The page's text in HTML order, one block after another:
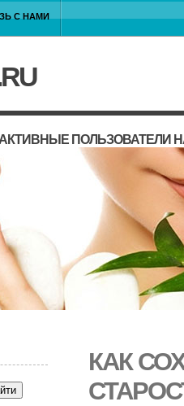
С НАМИ
АКТИВНЫЕ ПОЛЬЗОВАТЕЛИ
КАК